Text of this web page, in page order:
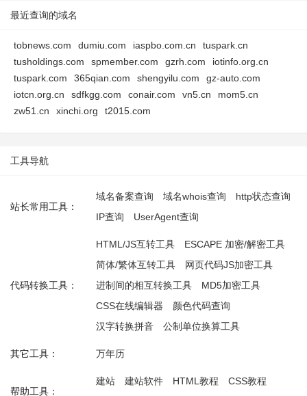
最近查询的域名
tobnews.com dumiu.com iaspbo.com.cn
tuspark.cn
tusholdings.com
spmember.com gzrh.com
iotinfo.org.cn
tuspark.com
365qian.com shengyilu.com
gz-auto.com
iotcn.org.cn
sdfkgg.com conair.com vn5.cn
mom5.cn
zw51.cn
xinchi.org t2015.com
工具导航
站长常用工具：
域名备案查询 域名whois查询
http状态查询
IP查询
UserAgent查询
代码转换工具：
HTML/JS互转工具
ESCAPE 加密/解密工具
简体/繁体互转工具
网页代码JS加密工具
进制间的相互转换工具
MD5加密工具
CSS在线编辑器
颜色代码查询
汉字转换拼音
公制单位换算工具
其它工具： 万年历
帮助工具：
建站 建站软件 HTML教程 CSS教程